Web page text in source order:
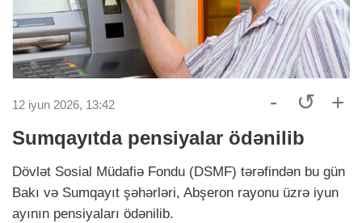
12 iyun 2026, 13:42 - ↺ +
Sumqayıtda pensiyalar ödənilib
Dövlət Sosial Müdafiə Fondu (DSMF) tərəfindən bu gün
Bakı və Sumqayıt şəhərləri, Abşeron rayonu üzrə iyun
ayının pensiyaları ödənilib.